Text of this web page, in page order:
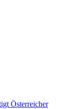
Österreicher